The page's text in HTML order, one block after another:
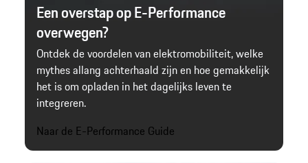
Een overstap op E-Performance
overwegen?
Ontdek de voordelen van elektromobiliteit, welke
mythes allang achterhaald zijn en hoe gemakkelijk
het is om opladen in het dagelijks leven te
integreren.
Naar de E-Performance Guide